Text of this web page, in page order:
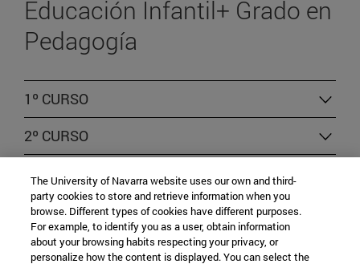
Educación Infantil+ Grado en
Pedagogía
1º CURSO
2º CURSO
3º CURSO
4º CURSO
5º CURSO
The University of Navarra website uses our own and third-
party cookies to store and retrieve information when you
browse. Different types of cookies have different purposes.
For example, to identify you as a user, obtain information
about your browsing habits respecting your privacy, or
personalize how the content is displayed. You can select the